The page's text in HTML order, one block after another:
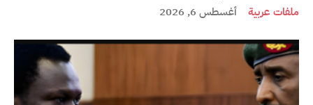
ملفات عربية أغسطس 6, 2026